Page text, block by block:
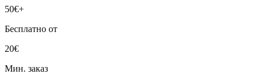
50€+
Бесплатно от
20€
Мин. заказ